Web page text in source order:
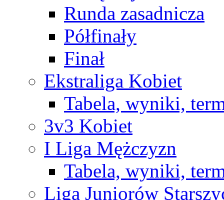
Runda zasadnicza
Półfinały
Finał
Ekstraliga Kobiet
Tabela, wyniki,
3v3 Kobiet
I Liga Mężczyzn
Tabela, wyniki,
Liga Juniorów